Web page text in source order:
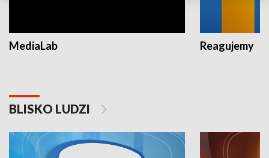
MediaLab Reagujemy
BLISKO LUDZI